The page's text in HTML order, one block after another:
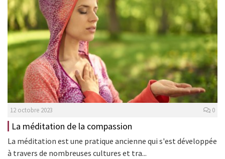
12 octobre 2023 0
La méditation de la compassion
La méditation est une pratique ancienne qui s'est développée
à travers de nombreuses cultures et tra...